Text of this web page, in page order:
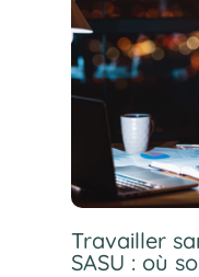
Travailler
SASU : où